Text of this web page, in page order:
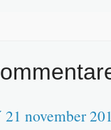
21 november